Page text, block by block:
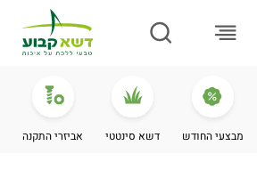
מבצעי החודש דשא סינטטי אביזרי התקנה